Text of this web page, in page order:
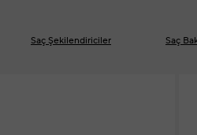
Saç Şekilendiriciler Saç